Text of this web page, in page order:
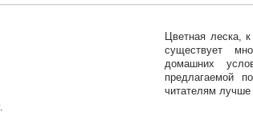
Цветная леска,
существует
домашних
предлагаемой
читателям лучше